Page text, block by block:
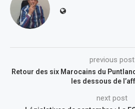
previous post
Retour des six Marocains du
les dessous de
next post